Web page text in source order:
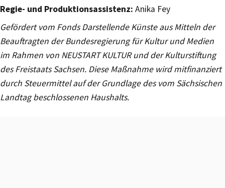
Regie- und Produktionsassistenz: Anika Fey
Gefördert vom Fonds Darstellende Künste aus Mitteln der
Beauftragten der Bundesregierung für Kultur und Medien
im Rahmen von NEUSTART KULTUR und der Kulturstiftung
des Freistaats Sachsen. Diese Maßnahme wird mitfinanziert
durch Steuermittel auf der Grundlage des vom Sächsischen
Landtag beschlossenen Haushalts.